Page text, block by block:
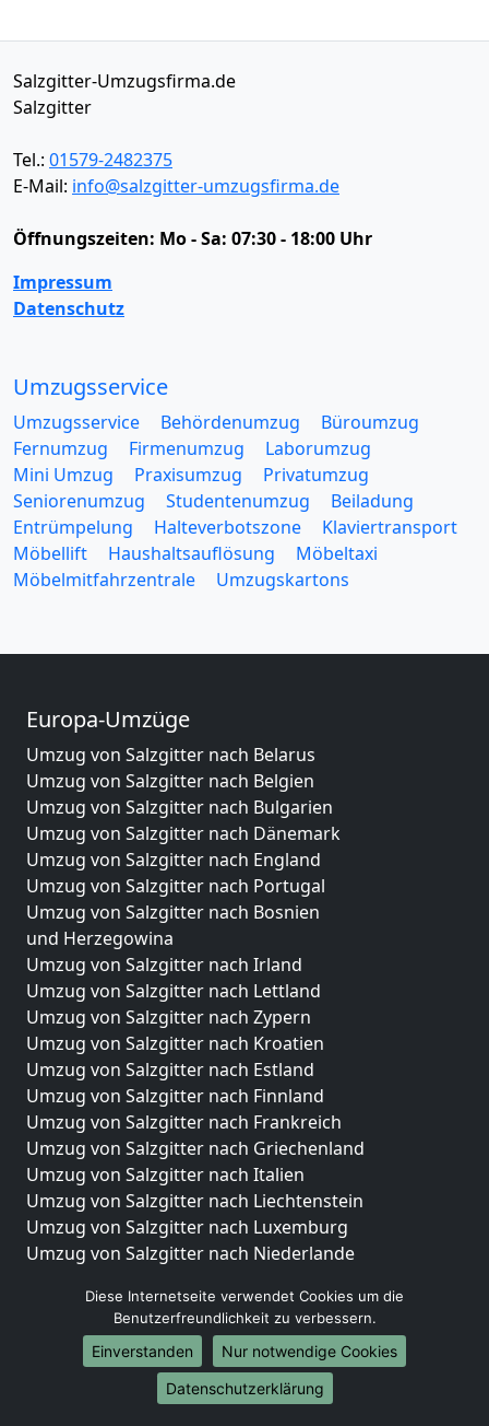
Salzgitter-Umzugsfirma.de
Salzgitter
Tel.: 01579-2482375
E-Mail: info@salzgitter-umzugsfirma.de
Öffnungszeiten: Mo - Sa: 07:30 - 18:00 Uhr
Impressum
Datenschutz
Umzugsservice
Umzugsservice Behördenumzug
Büroumzug
Fernumzug
Firmenumzug
Laborumzug
Mini Umzug
Praxisumzug
Privatumzug
Seniorenumzug
Studentenumzug
Beiladung
Entrümpelung
Halteverbotszone
Klaviertransport
Möbellift
Haushaltsauflösung
Möbeltaxi
Möbelmitfahrzentrale
Umzugskartons
Europa-Umzüge
Umzug von Salzgitter nach Belarus
Umzug von Salzgitter nach Belgien
Umzug von Salzgitter nach Bulgarien
Umzug von Salzgitter nach Dänemark
Umzug von Salzgitter nach England
Umzug von Salzgitter nach Portugal
Umzug von Salzgitter nach Bosnien
und Herzegowina
Umzug von Salzgitter nach Irland
Umzug von Salzgitter nach Lettland
Umzug von Salzgitter nach Zypern
Umzug von Salzgitter nach Kroatien
Umzug von Salzgitter nach Estland
Umzug von Salzgitter nach Finnland
Umzug von Salzgitter nach Frankreich
Umzug von Salzgitter nach Griechenland
Umzug von Salzgitter nach Italien
Umzug von Salzgitter nach Liechtenstein
Umzug von Salzgitter nach Luxemburg
Umzug von Salzgitter nach Niederlande
Umzüge-Deutschlandweit
Umzug von Salzgitter nach Berlin
Umzug von Salzgitter nach Hamburg
Umzug von Salzgitter nach München
Diese Internetseite verwendet Cookies um die
Benutzerfreundlichkeit zu verbessern.
Einverstanden
Nur notwendige Cookies
Datenschutzerklärung